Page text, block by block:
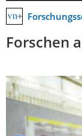
Forschen